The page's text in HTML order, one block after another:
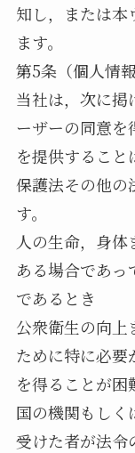
知し，または本
ます。
第5条（個人情
当社は，次に掲
ーザーの同意を
を提供するこ
保護法その他の
す。
人の生命，身
ある場合であ
であるとき
公衆衛生の向上
ために特に必要
を得ることが困
国の機関もしく
受けた者が法令